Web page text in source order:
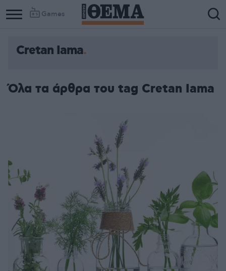
Games
Cretan Iama
Όλα τα άρθρα του tag Cretan Iama